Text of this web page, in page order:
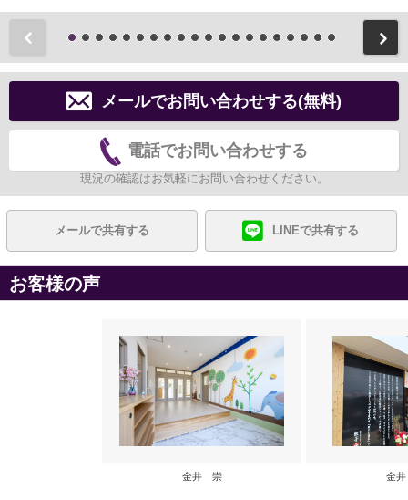
メールでお問い合わせする(無料)
電話でお問い合わせする
現況の確認はお気軽にお問い合わせください。
メールで共有する LINEで共有する
お客様の声
金井 崇 金